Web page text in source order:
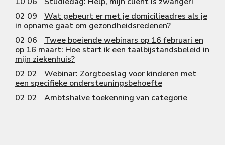
02 09
Wat gebeurt er met je domicilieadres als je
in opname gaat om gezondheidsredenen?
02 06
Twee boeiende webinars op 16 februari en
op 16 maart: Hoe start ik een taalbijstandsbeleid in
mijn ziekenhuis?
02 02
Webinar: Zorgtoeslag voor kinderen met
een specifieke ondersteuningsbehoefte
02 02
Ambtshalve toekenning van categorie